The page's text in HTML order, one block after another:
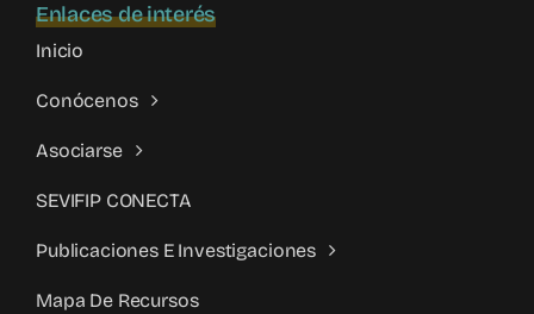
Enlaces de interés
Inicio
Conócenos
Asociarse
SEVIFIP CONECTA
Publicaciones E Investigaciones
Mapa De Recursos